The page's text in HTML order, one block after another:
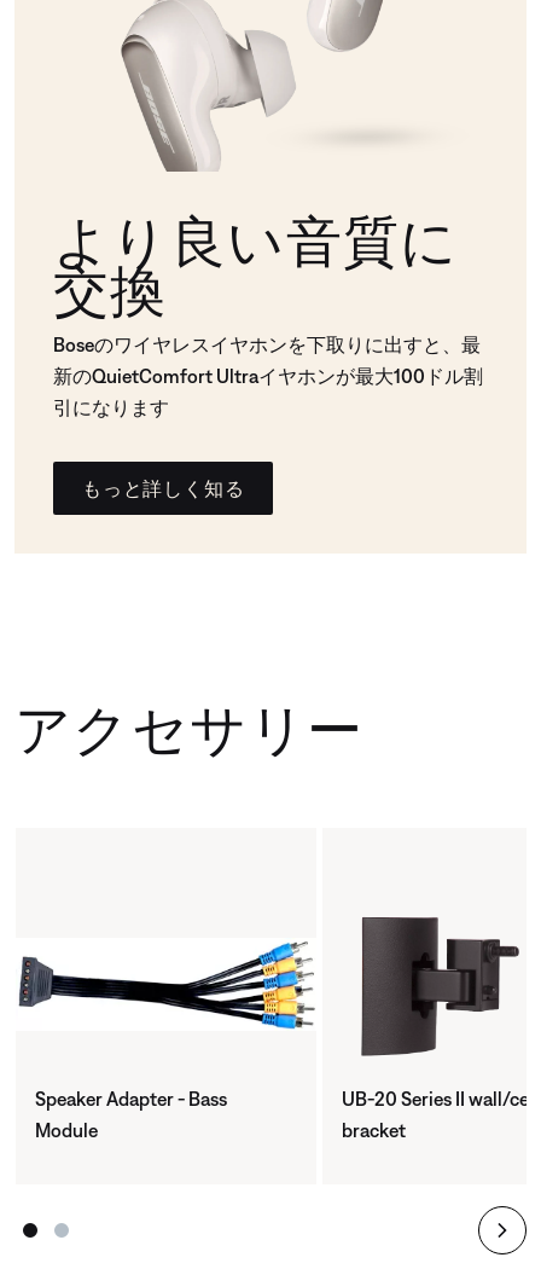
より良い音質に
交換
Boseのワイヤレスイヤホンを下取りに出すと、最
新のQuietComfort Ultraイヤホンが最大100ドル割
引になります
もっと詳しく知る
アクセサリー
Speaker Adapter - Bass
Module
UB-20 Series II wall/
bracket